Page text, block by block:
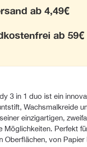
ab 4,49€
ab 59€
3 in 1 duo ist ein
Wachsmalkreide
einzigartigen,
Möglichkeiten. Perfekt
Oberflächen, von